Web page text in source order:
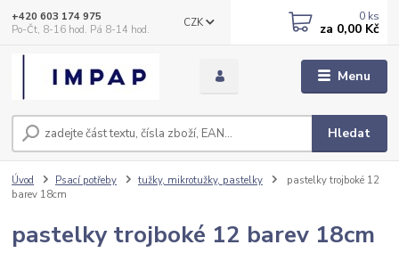
Menu
CZK
Hledat
+420 603 174 975
Po-Čt, 8-16 hod. Pá 8-14 hod.
0 ks
za 0,00 Kč
Úvod Psací potřeby tužky, mikrotužky, pastelky
pastelky trojboké 12
barev 18cm
pastelky trojboké 12 barev 18cm